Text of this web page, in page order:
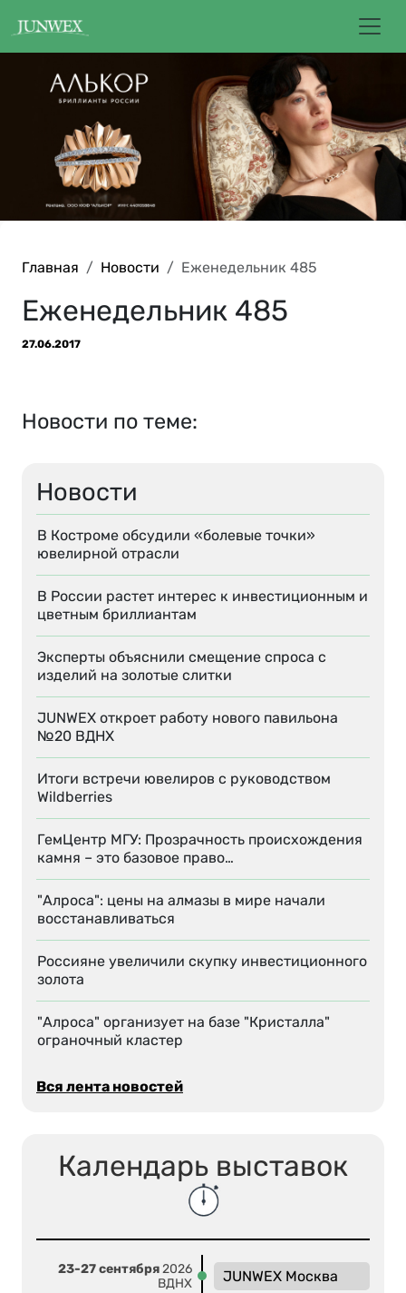
Главная Новости Еженедельник 485
Новости
В Костроме обсудили «болевые точки»
ювелирной отрасли
В России растет интерес к инвестиционным и
цветным бриллиантам
Эксперты объяснили смещение спроса с
изделий на золотые слитки
JUNWEX откроет работу нового павильона
№20 ВДНХ
Итоги встречи ювелиров с руководством
Wildberries
ГемЦентр МГУ: Прозрачность происхождения
камня – это базовое право…
"Алроса": цены на алмазы в мире начали
восстанавливаться
Россияне увеличили скупку инвестиционного
золота
"Алроса" организует на базе "Кристалла"
ограночный кластер
Вся лента новостей
Еженедельник 485
27.06.2017
Новости по теме:
Календарь выставок
23-27 сентября2026
ВДНХ
JUNWEX Москва